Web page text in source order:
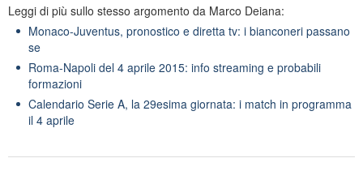
Leggi di più sullo stesso argomento da Marco Deiana:
Monaco-Juventus, pronostico e diretta tv: i bianconeri passano
se
Roma-Napoli del 4 aprile 2015: info streaming e probabili
formazioni
Calendario Serie A, la 29esima giornata: i match in programma
il 4 aprile